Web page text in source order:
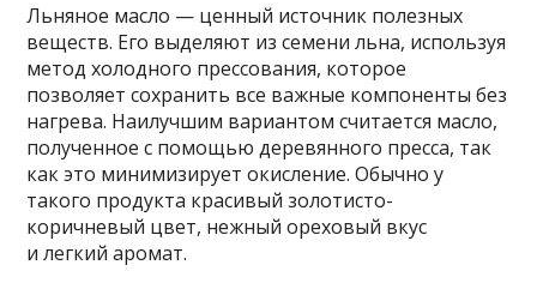
Льняное масло — ценный источник полезных
веществ. Его выделяют из семени льна, используя
метод холодного прессования, которое
позволяет сохранить все важные компоненты без
нагрева. Наилучшим вариантом считается масло,
полученное с помощью деревянного пресса, так
как это минимизирует окисление. Обычно у
такого продукта красивый золотисто-
коричневый цвет, нежный ореховый вкус
и легкий аромат.